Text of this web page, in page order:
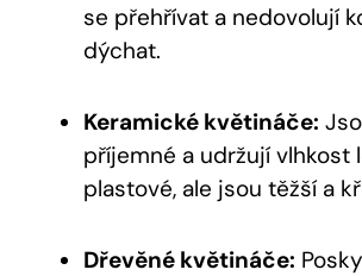
se přehřívat a nedovolují
dýchat.
Keramické květináče:
příjemné a udržují vlhkost
plastové, ale jsou těžší a
Dřevěné květináče: